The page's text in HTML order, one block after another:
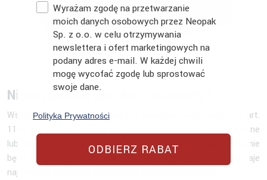
Niedozwolona paczka – co wtedy?
Wszystkie paczki nie spełniające warunków wskazanych w art.
113a § 3 i 4 oraz paczki zawierające przedmioty niedozwolone
lub takie, których nie można sprawdzić bez ich naruszenia nie
będą doręczone skazanemu. W takiej sytuacji paczka zostaje
najczęściej zwrócona do nadawcy na koszt skazanego.
ZgodaWyrażam zgodę na przetwarzanie
moich danych osobowych przez Neopak
Sp. z o.o. w celu otrzymywania
newslettera i ofert marketingowych na
podany adres e-mail. W każdej chwili
mogę wycofać zgodę lub sprostować
swoje dane.
Polityka Prywatności
ODBIERZ RABAT